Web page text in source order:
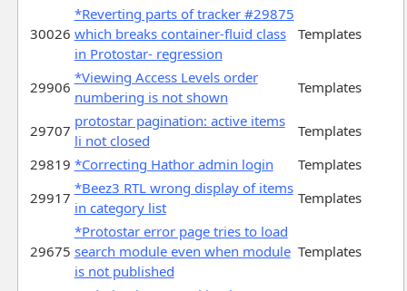
30026
*Reverting parts of tracker #29875
which breaks container-fluid class
in Protostar- regression
Templates
29906
*Viewing Access Levels order
numbering is not shown
Templates
29707
protostar pagination: active items
li not closed
Templates
29819 *Correcting Hathor admin login
Templates
29917
*Beez3 RTL wrong display of items
in category list
Templates
29675
*Protostar error page tries to load
search module even when module
is not published
Templates